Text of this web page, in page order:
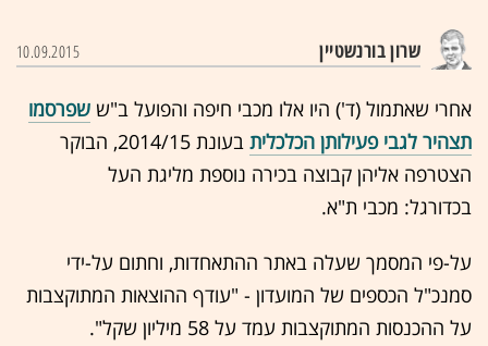
שרון בורנשטיין 10.09.2015
אחרי שאתמול (ד') היו אלו מכבי חיפה והפועל ב"ש שפרסמו
תצהיר לגבי פעילותן הכלכלית
בעונת 2014/15, הבוקר
הצטרפה אליהן קבוצה בכירה נוספת מליגת העל
בכדורגל: מכבי ת"א.
על-פי המסמך שעלה באתר ההתאחדות, וחתום על-ידי
סמנכ"ל הכספים של המועדון - "עודף ההוצאות המתוקצבות
על ההכנסות המתוקצבות עמד על 58 מיליון שקל".